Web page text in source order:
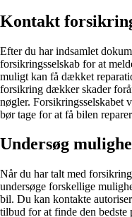
Kontakt
Efter du har indsamlet
forsikringsselskab for at
muligt kan få dækket
forsikring dækker skader
nøgler.
bør tage for at få bilen
Undersøg
Når du har talt med
undersøge forskellige
bil. Du kan kontakte
tilbud for at finde den